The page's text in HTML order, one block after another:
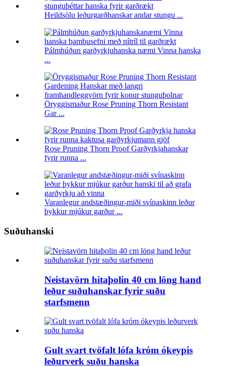
Heildsölu leðurgarðhanskar andar stungu ...
Pálmhúðun garðyrkjuhanska næmi Vinna hanska
...
Öryggismaður Rose Pruning Thorn Resistant
Gar ...
Rose Pruning Thorn Proof Garðyrkjahanskar
fyrir runna ...
Varanlegur andstæðingur-miði svínaskinn leður
þykkur mjúkur garður ...
Suðuhanski
Neistavörn hitaþolin 40 cm löng hand
leður suðuhanskar fyrir suðu
starfsmenn
Gult svart tvöfalt lófa króm ókeypis
leðurverk suðu hanska